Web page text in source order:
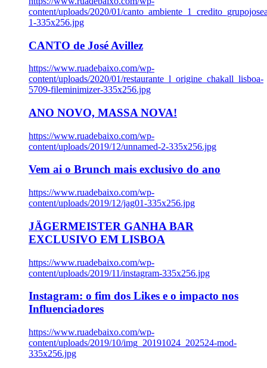
content/uploads/2020/01/
1-335x256.jpg
CANTO de José Avillez
https://www.ruadebaixo.com/wp-
content/uploads/2020/01/restaurante_l_origine_chakall_lisboa-
5709-fileminimizer-335x256.jpg
ANO NOVO, MASSA NOVA!
https://www.ruadebaixo.com/wp-
content/uploads/2019/12/unnamed-2-335x256.jpg
Vem ai o Brunch mais exclusivo do ano
https://www.ruadebaixo.com/wp-
content/uploads/2019/12/jag01-335x256.jpg
JÄGERMEISTER GANHA BAR
EXCLUSIVO EM LISBOA
https://www.ruadebaixo.com/wp-
content/uploads/2019/11/instagram-335x256.jpg
Instagram: o fim dos Likes e o impacto nos
Influenciadores
https://www.ruadebaixo.com/wp-
content/uploads/2019/10/img_20191024_202524-mod-
335x256.jpg